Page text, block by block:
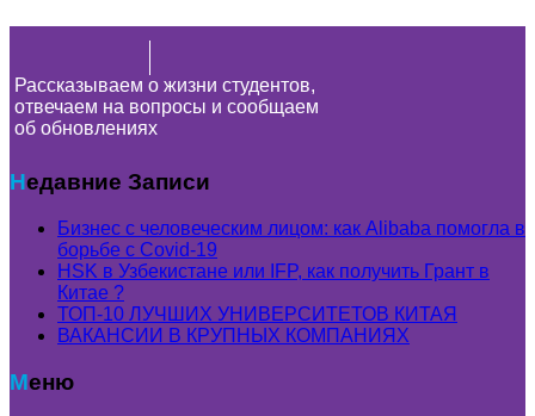
Рассказываем о жизни студентов,
отвечаем на вопросы и сообщаем
об обновлениях
Недавние Записи
Бизнес с человеческим лицом: как Alibaba помогла в
борьбе с Covid-19
HSK в Узбекистане или IFP, как получить Грант в
Китае ?
ТОП-10 ЛУЧШИХ УНИВЕРСИТЕТОВ КИТАЯ
ВАКАНСИИ В КРУПНЫХ КОМПАНИЯХ
Меню